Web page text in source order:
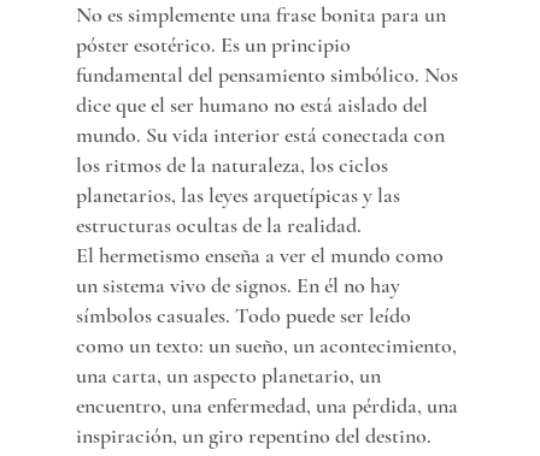
No es simplemente una frase bonita para un
póster esotérico. Es un principio
fundamental del pensamiento simbólico. Nos
dice que el ser humano no está aislado del
mundo. Su vida interior está conectada con
los ritmos de la naturaleza, los ciclos
planetarios, las leyes arquetípicas y las
estructuras ocultas de la realidad.
El hermetismo enseña a ver el mundo como
un sistema vivo de signos. En él no hay
símbolos casuales. Todo puede ser leído
como un texto: un sueño, un acontecimiento,
una carta, un aspecto planetario, un
encuentro, una enfermedad, una pérdida, una
inspiración, un giro repentino del destino.